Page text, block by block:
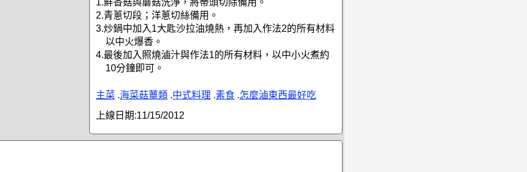
1.鮮香菇與蘑菇洗淨，將蒂頭切除備用。
2.青蔥切段；洋蔥切絲備用。
3.炒鍋中加入1大匙沙拉油燒熱，再加入作法2的所有材料
以中火爆香。
4.最後加入照燒滷汁與作法1的所有材料，以中小火煮約
10分鐘即可。
主菜 .海菜菇蕈類 .中式料理 .素食 .怎麼滷東西最好吃
上線日期:11/15/2012